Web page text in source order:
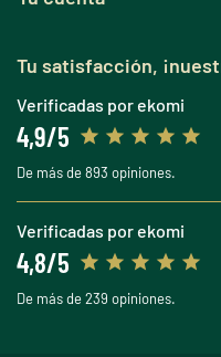
Tu satisfacción,
Verificadas por ekomi
4,9/5
De más de 893 opiniones.
Verificadas por ekomi
4,8/5
De más de 239 opiniones.